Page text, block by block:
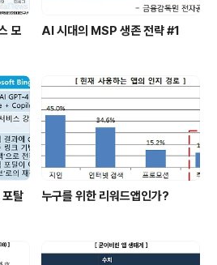
모
AI 시대의 MSP 생존 전략 #1
탈
누구를 위한 리워드앱인가?